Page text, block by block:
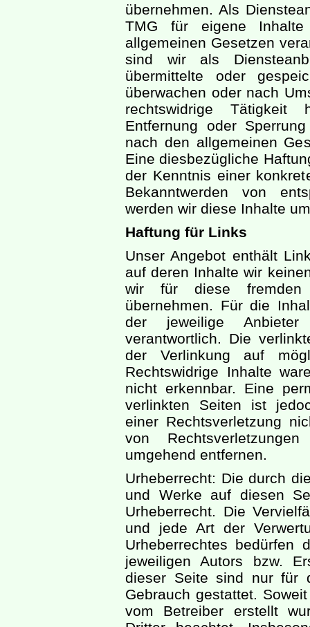
übernehmen. Als
TMG für eigene
allgemeinen Gesetzen
sind wir als
übermittelte oder
überwachen oder nach
rechtswidrige Tätigkeit
Entfernung oder
nach den allgemeinen
Eine diesbezügliche
der Kenntnis einer
Bekanntwerden von
werden wir diese Inhalte
Haftung für Links
Unser Angebot enthält
auf deren Inhalte wir
wir für diese fremden
übernehmen. Für die
der jeweilige
verantwortlich. Die
der Verlinkung auf
Rechtswidrige Inhalte
nicht erkennbar. Eine
verlinkten Seiten ist
einer Rechtsverletzung
von
umgehend entfernen.
Urheberrecht: Die durch
und Werke auf diesen
Urheberrecht. Die
und jede Art der
Urheberrechtes bedürfen
jeweiligen Autors bzw.
dieser Seite sind nur für
Gebrauch gestattet.
vom Betreiber erstellt